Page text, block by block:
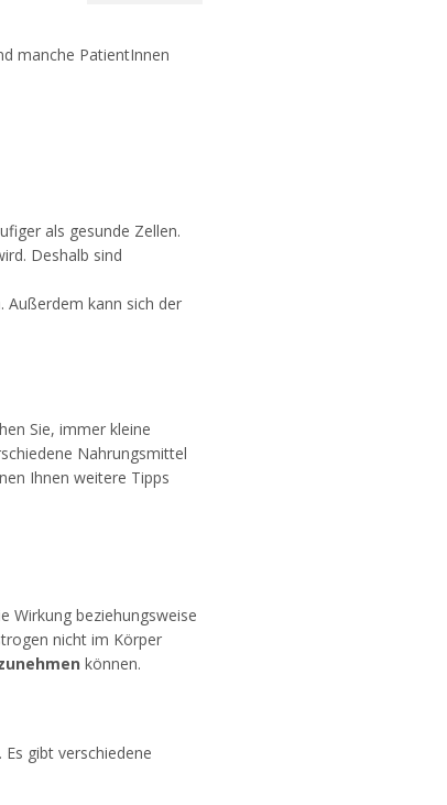
manche PatientInnen
als gesunde Zellen.
Deshalb sind
Außerdem kann sich der
Sie, immer kleine
Nahrungsmittel
Ihnen weitere Tipps
Wirkung beziehungsweise
nicht im Körper
können.
gibt verschiedene